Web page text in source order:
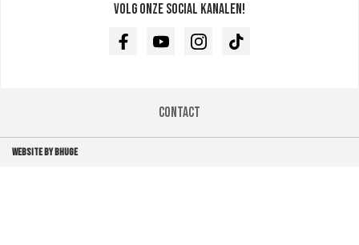
Volg onze social kanalen!
FacebookYoutubeInstagramTikTok
Contact
WEBSITE BY BHUGE